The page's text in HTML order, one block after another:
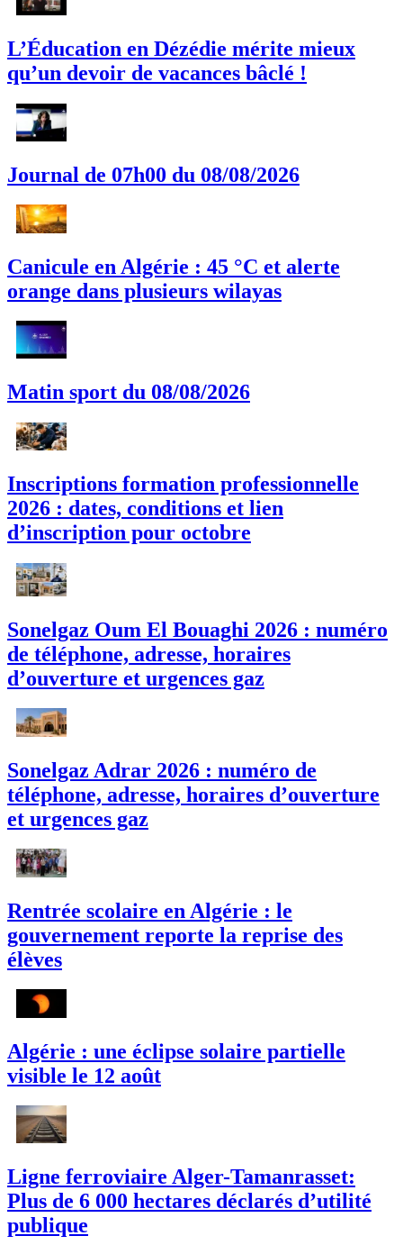
L’Éducation en Dézédie mérite mieux
qu’un devoir de vacances bâclé !
Journal de 07h00 du 08/08/2026
Canicule en Algérie : 45 °C et alerte
orange dans plusieurs wilayas
Matin sport du 08/08/2026
Inscriptions formation professionnelle
2026 : dates, conditions et lien
d’inscription pour octobre
Sonelgaz Oum El Bouaghi 2026 : numéro
de téléphone, adresse, horaires
d’ouverture et urgences gaz
Sonelgaz Adrar 2026 : numéro de
téléphone, adresse, horaires d’ouverture
et urgences gaz
Rentrée scolaire en Algérie : le
gouvernement reporte la reprise des
élèves
Algérie : une éclipse solaire partielle
visible le 12 août
Ligne ferroviaire Alger-Tamanrasset:
Plus de 6 000 hectares déclarés d’utilité
publique